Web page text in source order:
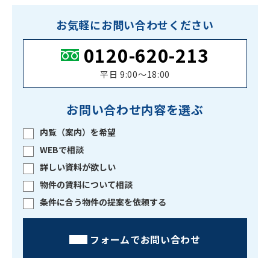
お気軽にお問い合わせください
0120-620-213
平日 9:00〜18:00
お問い合わせ内容を選ぶ
内覧（案内）を希望
WEBで相談
詳しい資料が欲しい
物件の賃料について相談
条件に合う物件の提案を依頼する
フォームでお問い合わせ